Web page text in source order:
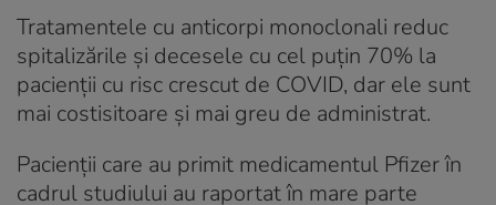
Tratamentele cu anticorpi monoclonali reduc
spitalizările și decesele cu cel puțin 70% la
pacienții cu risc crescut de COVID, dar ele sunt
mai costisitoare și mai greu de administrat.
Pacienții care au primit medicamentul Pfizer în
cadrul studiului au raportat în mare parte